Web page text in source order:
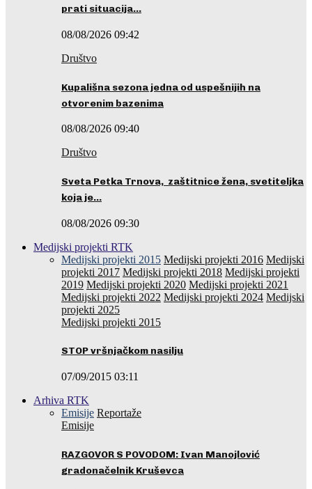
prati situacija…
08/08/2026 09:42
Društvo
Kupališna sezona jedna od uspešnijih na
otvorenim bazenima
08/08/2026 09:40
Društvo
Sveta Petka Trnova, zaštitnice žena, svetiteljka
koja je…
08/08/2026 09:30
Medijski projekti RTK
Medijski projekti 2015 Medijski projekti 2016 Medijski
projekti 2017 Medijski projekti 2018 Medijski projekti
2019 Medijski projekti 2020 Medijski projekti 2021
Medijski projekti 2022 Medijski projekti 2024 Medijski
projekti 2025
Medijski projekti 2015
STOP vršnjačkom nasilju
07/09/2015 03:11
Arhiva RTK
Emisije Reportaže
Emisije
RAZGOVOR S POVODOM: Ivan Manojlović
gradonačelnik Kruševca